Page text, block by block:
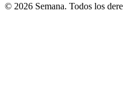
© 2026 Semana. Todos los